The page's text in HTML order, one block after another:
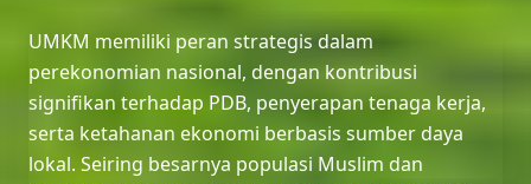
UMKM memiliki peran strategis dalam
perekonomian nasional, dengan kontribusi
signifikan terhadap PDB, penyerapan tenaga kerja,
serta ketahanan ekonomi berbasis sumber daya
lokal. Seiring besarnya populasi Muslim dan